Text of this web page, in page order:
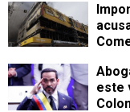
este